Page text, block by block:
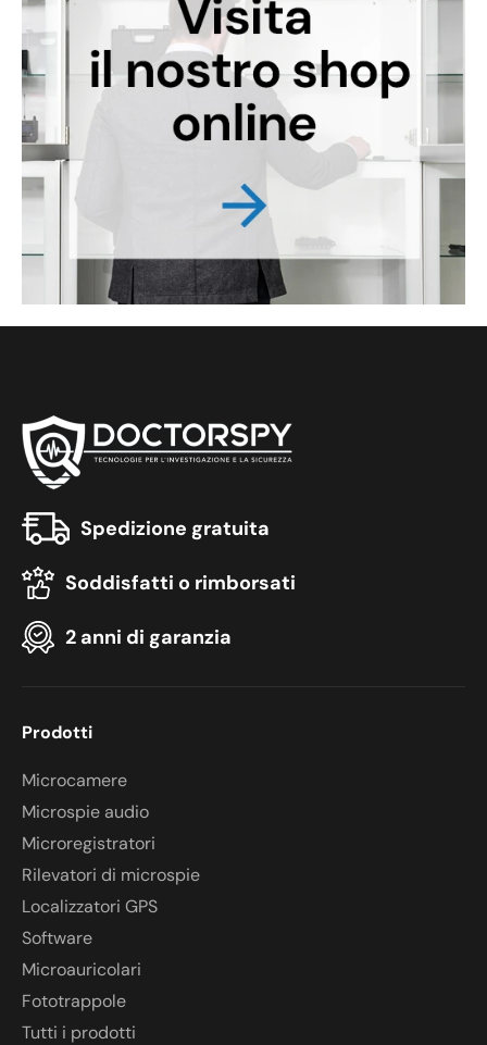
Spedizione gratuita
Soddisfatti o rimborsati
2 anni di garanzia
Prodotti
Microcamere
Microspie audio
Microregistratori
Rilevatori di microspie
Localizzatori GPS
Software
Microauricolari
Fototrappole
Tutti i prodotti